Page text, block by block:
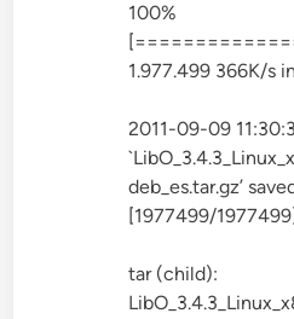
100%
1.977.499 366K/s
2011-09-09
deb_es.tar.gz’
[1977499/
tar (child):